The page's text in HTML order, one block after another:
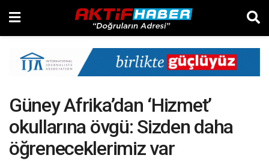
Güney Afrika’dan ‘Hizmet’
okullarına övgü: Sizden daha
öğreneceklerimiz var